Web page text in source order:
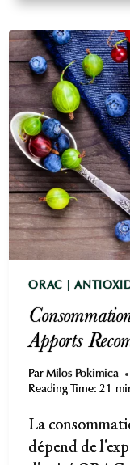
:
ORAC |
Apports
Par Milos Pokimica
Reading Time: 21
La
dépend de